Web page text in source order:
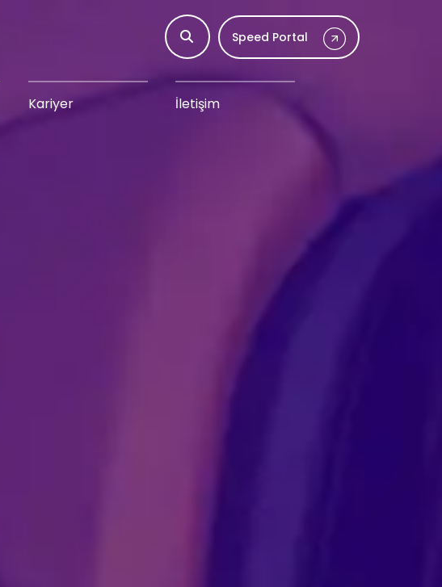
Speed Portal
Kariyer İletişim